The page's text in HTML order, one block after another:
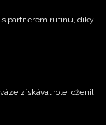
s partnerem rutinu, díky
získával role, oženil